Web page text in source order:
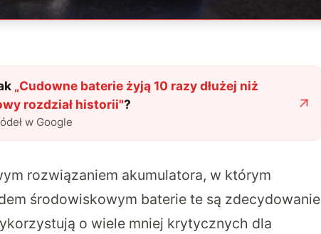
„Cudowne baterie żyją 10 razy dłużej niż
rozdział historii"?
w Google
rozwiązaniem akumulatora, w którym
środowiskowym baterie te są zdecydowanie
o wiele mniej krytycznych dla